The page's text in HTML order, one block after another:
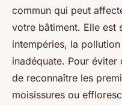
commun qui peut
votre bâtiment. Elle est
intempéries, la
inadéquate. Pour
de reconnaître les
moisissures ou